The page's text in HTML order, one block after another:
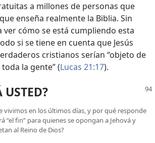
a millones de personas que
enseña realmente la Biblia. Sin
cómo se está cumpliendo esta
si se tiene en cuenta que Jesús
cristianos serían “objeto de
la gente” (Lucas 21:17).
USTED?
vivimos en los últimos días, y por qué responde
“el fin” para quienes se opongan a Jehová y
al Reino de Dios?